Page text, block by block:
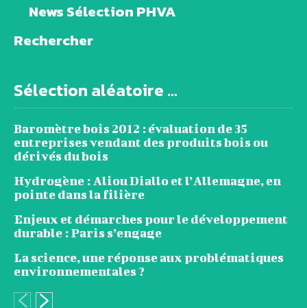
News Sélection PHVA
Rechercher
Sélection aléatoire ...
Baromètre bois 2012 : évaluation de 35
entreprises vendant des produits bois ou
dérivés du bois
Hydrogène : Aliou Diallo et l’Allemagne, en
pointe dans la filière
Enjeux et démarches pour le développement
durable : Paris s’engage
La science, une réponse aux problématiques
environnementales ?